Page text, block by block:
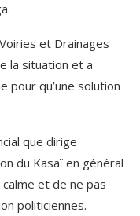
et Drainages
la situation et a
pour qu’une solution
que dirige
du Kasaï en général
et de ne pas
politiciennes.